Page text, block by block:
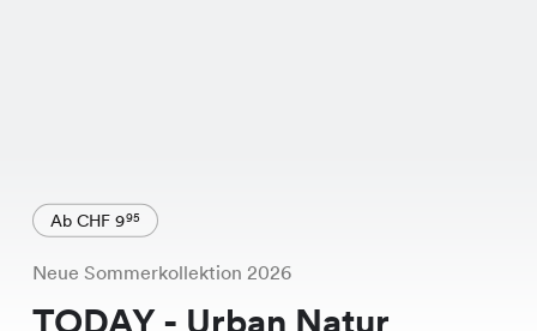
Ab CHF 995
Neue Sommerkollektion 2026
TODAY - Urban Natur